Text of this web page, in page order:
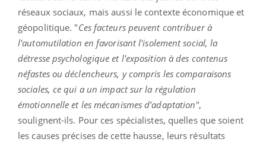
réseaux sociaux, mais aussi le contexte économique et
géopolitique. "Ces facteurs peuvent contribuer à
l'automutilation en favorisant l'isolement social, la
détresse psychologique et l'exposition à des contenus
néfastes ou déclencheurs, y compris les comparaisons
sociales, ce qui a un impact sur la régulation
émotionnelle et les mécanismes d’adaptation",
soulignent-ils. Pour ces spécialistes, quelles que soient
les causes précises de cette hausse, leurs résultats